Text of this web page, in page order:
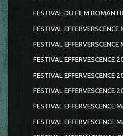
FESTIVAL DU FILM
FESTIVAL
FESTIVAL
FESTIVAL EFFERVESCENCE
FESTIVAL EFFERVESCENCE
FESTIVAL EFFERVESCENCE
FESTIVAL EFFERVESCENCE
FESTIVAL EFFERVESCENCE